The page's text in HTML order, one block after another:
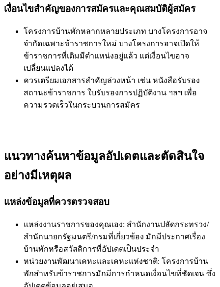
เงื่อนไขสำคัญของการสมัครและคุณสมบัติผู้สมัคร
โครงการบ้านพักหลากหลายประเภท บางโครงการอาจ
จำกัดเฉพาะข้าราชการใหม่ บางโครงการอาจเปิดให้
ข้าราชการที่เดิมมีตำแหน่งอยู่แล้ว แต่เงื่อนไขอาจ
เปลี่ยนแปลงได้
ควรเตรียมเอกสารสำคัญล่วงหน้า เช่น หนังสือรับรอง
สถานะข้าราชการ ใบรับรองการปฏิบัติงาน ฯลฯ เพื่อ
ความรวดเร็วในกระบวนการสมัคร
แนวทางค้นหาข้อมูลอัปเดตและตัดสินใจ
อย่างมีเหตุผล
แหล่งข้อมูลที่ควรตรวจสอบ
แหล่งงานราชการของคุณเอง: สำนักงานปลัดกระทรวง/
สำนักนายกรัฐมนตรี/กรมที่เกี่ยวข้อง มักมีประกาศเรื่อง
บ้านพักหรือสวัสดิการที่อัปเดตเป็นประจำ
หน่วยงานพัฒนาเคหะและเคหะแห่งชาติ: โครงการบ้าน
พักสำหรับข้าราชการมักมีการกำหนดเงื่อนไขที่ชัดเจน ซึ่ง